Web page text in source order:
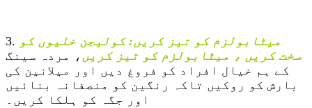
3. میٹابولزم کو تیز کریں: کولیجن خلیوں کو
سخت کریں ، میٹابولزم کو تیز کریں ، مردہ سینگ
کے ہم خیال افراد کو فروغ دیں اور میلانین کی
بارش کو روکیں تاکہ رنگین کو منصفانہ بنائیں
اور جگہ کو ہلکا کریں۔